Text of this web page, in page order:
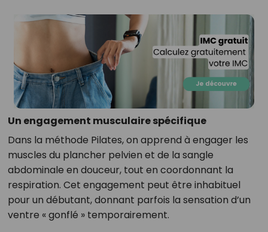
Un engagement musculaire spécifique
Dans la méthode Pilates, on apprend à engager les
muscles du plancher pelvien et de la sangle
abdominale en douceur, tout en coordonnant la
respiration. Cet engagement peut être inhabituel
pour un débutant, donnant parfois la sensation d’un
ventre « gonflé » temporairement.